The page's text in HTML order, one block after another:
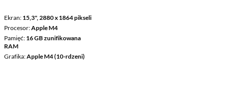
Ekran 15,3", 2880 x 1864 pikseli
Procesor Apple M4
Pamięć 16 GB zunifikowana
RAM
Grafika Apple M4 (10-rdzeni)